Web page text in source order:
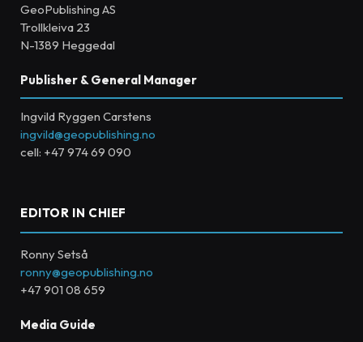
GeoPublishing AS
Trollkleiva 23
N-1389 Heggedal
Publisher & General Manager
Ingvild Ryggen Carstens
ingvild@geopublishing.no
cell: +47 974 69 090
EDITOR IN CHIEF
Ronny Setså
ronny@geopublishing.no
+47 901 08 659
Media Guide